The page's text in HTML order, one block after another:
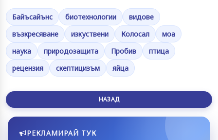
Байъсайънс биотехнологии
видове
възкресяване
изкуствени Колосал
моа
наука
природозащита Пробив
птица
рецензия
скептицизъм яйца
НАЗАД
РЕКЛАМИРАЙ ТУК